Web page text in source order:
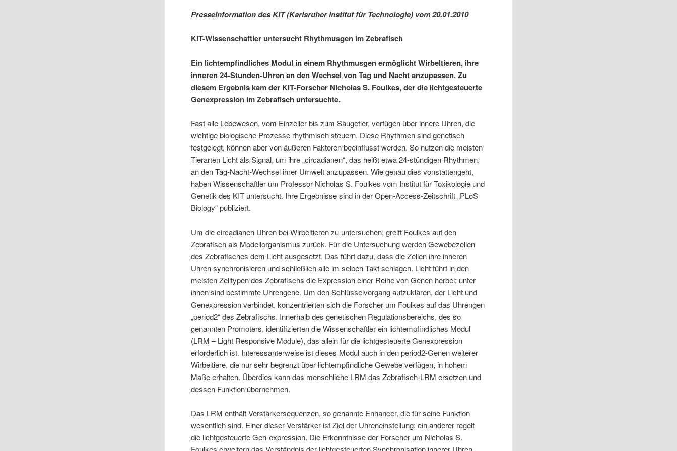
Presseinformation des KIT (Karlsruher Institut für Technologie) vom 20.01.2010
KIT-Wissenschaftler untersucht Rhythmusgen im Zebrafisch
Ein lichtempfindliches Modul in einem Rhythmusgen ermöglicht Wirbeltieren, ihre
inneren 24-Stunden-Uhren an den Wechsel von Tag und Nacht anzupassen. Zu
diesem Ergebnis kam der KIT-Forscher Nicholas S. Foulkes, der die lichtgesteuerte
Genexpression im Zebrafisch untersuchte.
Fast alle Lebewesen, vom Einzeller bis zum Säugetier, verfügen über innere Uhren, die
wichtige biologische Prozesse rhythmisch steuern. Diese Rhythmen sind genetisch
festgelegt, können aber von äußeren Faktoren beeinflusst werden. So nutzen die meisten
Tierarten Licht als Signal, um ihre „circadianen“, das heißt etwa 24-stündigen Rhythmen,
an den Tag-Nacht-Wechsel ihrer Umwelt anzupassen. Wie genau dies vonstattengeht,
haben Wissenschaftler um Professor Nicholas S. Foulkes vom Institut für Toxikologie und
Genetik des KIT untersucht. Ihre Ergebnisse sind in der Open-Access-Zeitschrift „PLoS
Biology“ publiziert.
Um die circadianen Uhren bei Wirbeltieren zu untersuchen, greift Foulkes auf den
Zebrafisch als Modellorganismus zurück. Für die Untersuchung werden Gewebezellen
des Zebrafisches dem Licht ausgesetzt. Das führt dazu, dass die Zellen ihre inneren
Uhren synchronisieren und schließlich alle im selben Takt schlagen. Licht führt in den
meisten Zelltypen des Zebrafischs die Expression einer Reihe von Genen herbei; unter
ihnen sind bestimmte Uhrengene. Um den Schlüsselvorgang aufzuklären, der Licht und
Genexpression verbindet, konzentrierten sich die Forscher um Foulkes auf das Uhrengen
„period2“ des Zebrafischs. Innerhalb des genetischen Regulationsbereichs, des so
genannten Promoters, identifizierten die Wissenschaftler ein lichtempfindliches Modul
(LRM – Light Responsive Module), das allein für die lichtgesteuerte Genexpression
erforderlich ist. Interessanterweise ist dieses Modul auch in den period2-Genen weiterer
Wirbeltiere, die nur sehr begrenzt über lichtempfindliche Gewebe verfügen, in hohem
Maße erhalten. Überdies kann das menschliche LRM das Zebrafisch-LRM ersetzen und
dessen Funktion übernehmen.
Das LRM enthält Verstärkersequenzen, so genannte Enhancer, die für seine Funktion
wesentlich sind. Einer dieser Verstärker ist Ziel der Uhreneinstellung; ein anderer regelt
die lichtgesteuerte Gen-expression. Die Erkenntnisse der Forscher um Nicholas S.